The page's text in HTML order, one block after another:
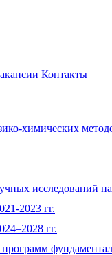
Контакты
химических
исследований
2023 гг.
гг.